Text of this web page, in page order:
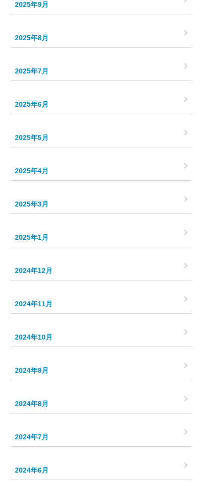
2025年9月
2025年8月
2025年7月
2025年6月
2025年5月
2025年4月
2025年3月
2025年1月
2024年12月
2024年11月
2024年10月
2024年9月
2024年8月
2024年7月
2024年6月